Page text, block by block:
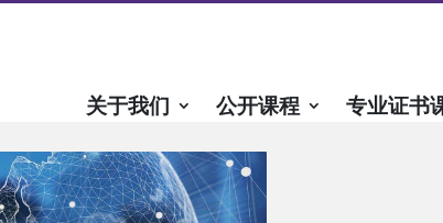
关于我们 公开课程 专业证书